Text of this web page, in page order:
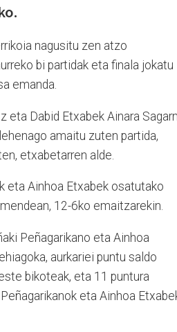
nagusitu zen atzo
bi partidak eta finala jokatu
emanda.
eta Dabid Etxabek Ainara
amaitu zuten partida,
etxabetarren alde.
eta Ainhoa Etxabek osatutako
12-6ko emaitzarekin.
Peñagarikano eta Ainhoa
aurkariei puntu saldo
bikoteak, eta 11 puntura
eta Ainhoa